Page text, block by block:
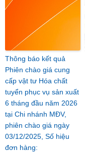
Thông báo kết quả
Phiên chào giá cung
cấp vật tư Hóa chất
tuyển phục vụ sản xuất
6 tháng đầu năm 2026
tại Chi nhánh MĐV,
phiên chào giá ngày
03/12/2025, Số hiệu
đơn hàng: